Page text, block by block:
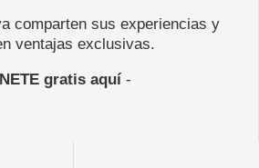
comparten sus experiencias y
ventajas exclusivas.
gratis aquí-